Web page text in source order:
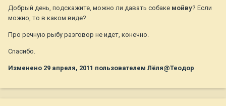
Добрый день, подскажите, можно ли давать собаке мойву? Если
можно, то в каком виде?
Про речную рыбу разговор не идет, конечно.
Спасибо.
Изменено 29 апреля, 2011 пользователем Лёля@Теодор